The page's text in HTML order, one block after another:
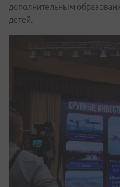
дополнительным
детей.